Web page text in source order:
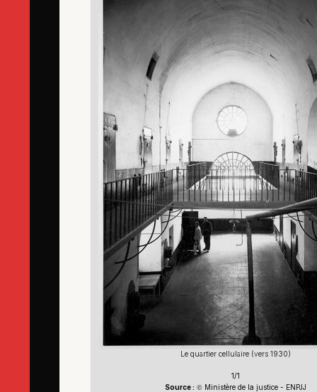
Le quartier cellulaire (vers 1930)
1/1
Source : © Ministère de la justice - ENPJJ